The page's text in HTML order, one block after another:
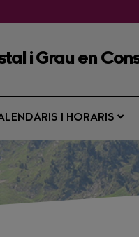
i Grau en
I HORARIS